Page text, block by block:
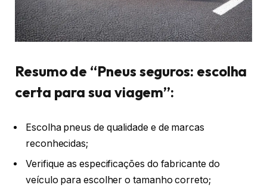
Resumo de “Pneus seguros: escolha
certa para sua viagem”:
Escolha pneus de qualidade e de marcas
reconhecidas;
Verifique as especificações do fabricante do
veículo para escolher o tamanho correto;